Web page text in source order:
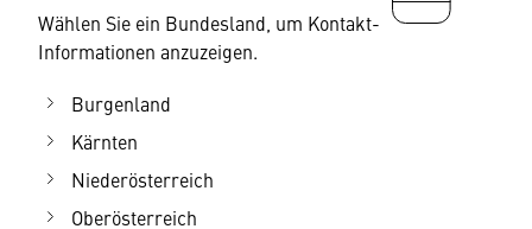
Wählen Sie ein Bundesland, um Kontakt-
Informationen anzuzeigen.
Burgenland
Kärnten
Niederösterreich
Oberösterreich